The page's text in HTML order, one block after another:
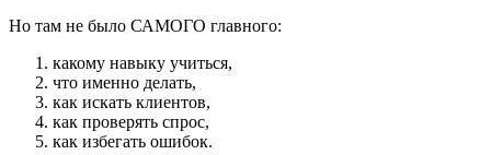
Но там не было САМОГО главного:
какому навыку учиться,
что именно делать,
как искать клиентов,
как проверять спрос,
как избегать ошибок.